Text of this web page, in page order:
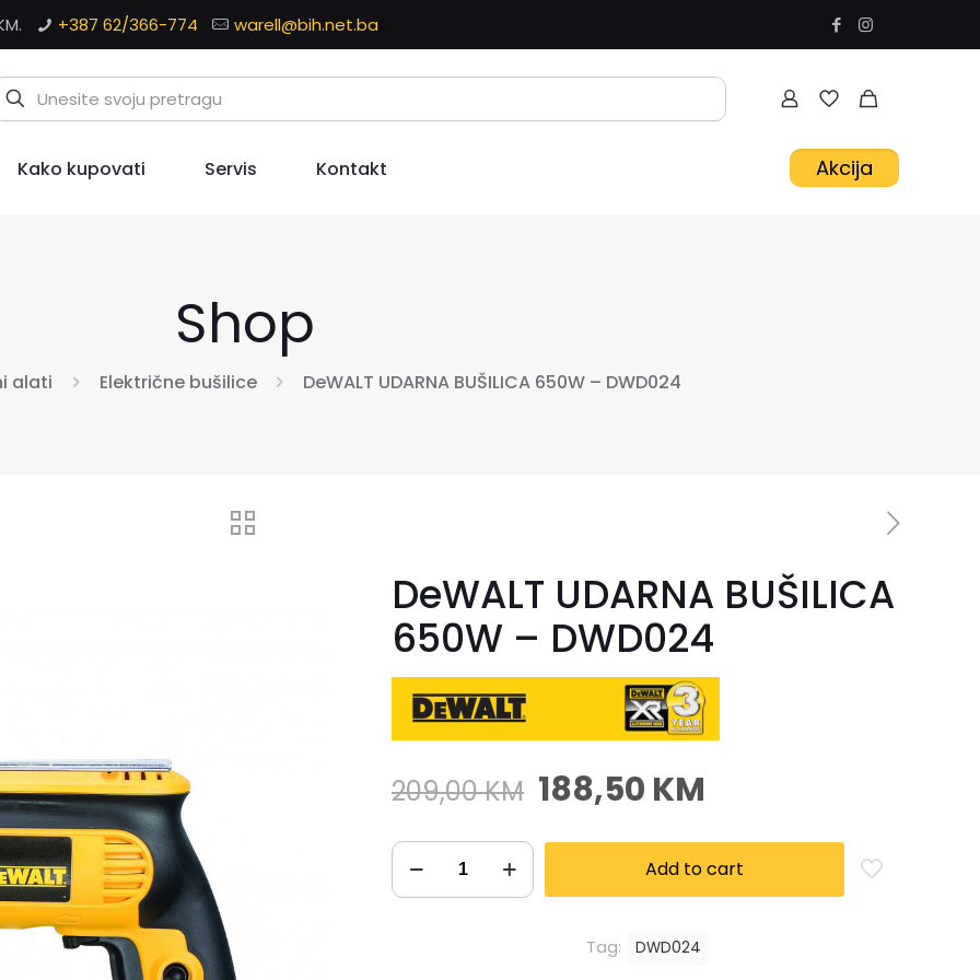
+387 62/366-774 warell@bih.net.ba
Kako kupovati Servis Kontakt Akcija
Shop
alati Električne bušilice DeWALT UDARNA BUŠILICA 650W – DWD024
DeWALT UDARNA BUŠILICA
650W – DWD024
209,00KM 188,50 KM
Add to cart
Tag: DWD024